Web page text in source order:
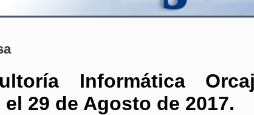
Informática
29 de Agosto de 2017.